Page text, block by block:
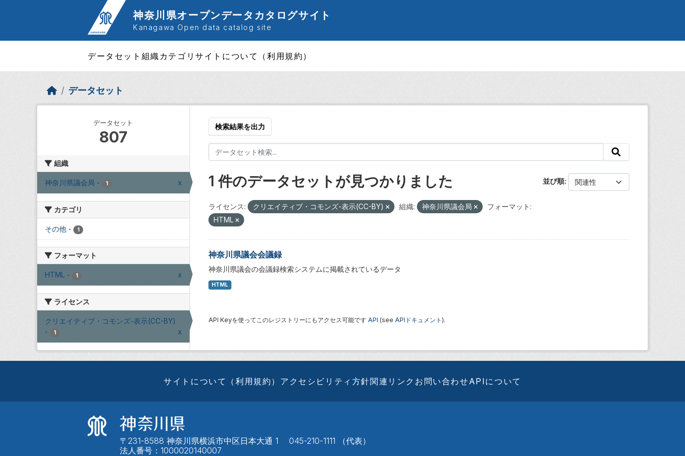
神奈川県オープンデータカタログサイト
Kanagawa Open data catalog site
データセット 組織 カテゴリサイトについて（利用規約）
データセット
データセット
807
組織
神奈川県議会局 - 1 x
カテゴリ
その他 - 1
フォーマット
HTML - 1 x
ライセンス
クリエイティブ・コモンズ-表示(CC-BY)
-
1 x
検索結果を出力
並び順
1 件のデータセットが見つかりました
ライセンス: クリエイティブ・コモンズ-表示(CC-BY) 組織: 神奈川県議会局
フォーマット:
HTML
神奈川県議会会議録
神奈川県議会の会議録検索システムに掲載されているデータ
HTML
API Keyを使ってこのレジストリーにもアクセス可能です API (see APIドキュメント ).
サイトについて（利用規約） アクセシビリティ方針関連リンク お問い合わせAPIについて
〒231-8588 神奈川県横浜市中区日本大通 1 045-210-1111 （代表）
法人番号：1000020140007